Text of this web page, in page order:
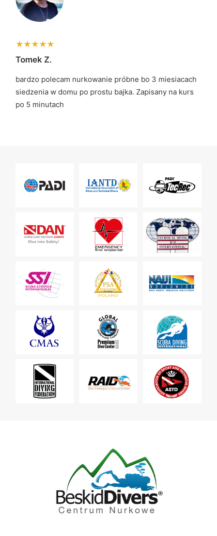
Tomek Z.
bardzo polecam nurkowanie próbne bo 3 miesiacach
siedzenia w domu po prostu bajka. Zapisany na kurs
po 5 minutach